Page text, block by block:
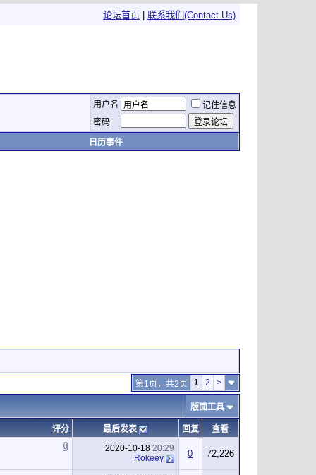
论坛首页 联系我们(Contact Us)
用户名
记住信息
密码
日历事件
第1页，共2页 1 2 >
版面工具
评分 最后发表 回复 查看
2020-10-18 20:29
Rokeey
0 72,226